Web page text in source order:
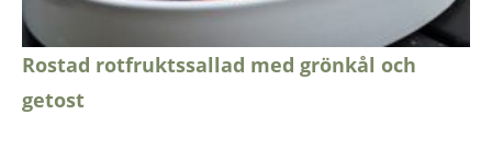
Rostad rotfruktssallad med grönkål och
getost